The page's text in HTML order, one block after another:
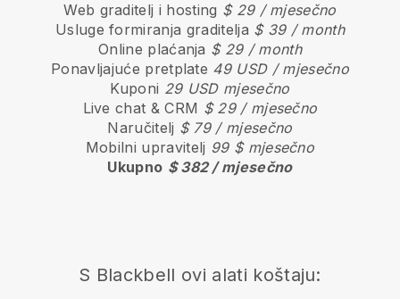
Web graditelj i hosting $ 29 / mjesečno
Usluge formiranja graditelja $ 39 / month
Online plaćanja $ 29 / month
Ponavljajuće pretplate 49 USD / mjesečno
Kuponi 29 USD mjesečno
Live chat & CRM $ 29 / mjesečno
Naručitelj $ 79 / mjesečno
Mobilni upravitelj 99 $ mjesečno
Ukupno $ 382 / mjesečno
S Blackbell ovi alati koštaju: